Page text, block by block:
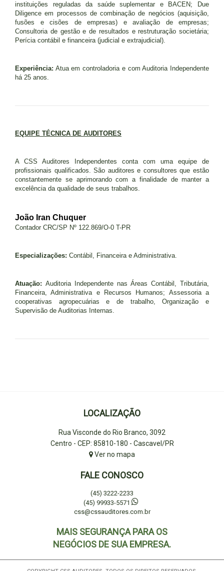
instituições reguladas da saúde suplementar e BACEN; Due
Diligence em processos de combinação de negócios (aquisição,
fusões e cisões de empresas) e avaliação de empresas;
Consultoria de gestão e de resultados e restruturação societária;
Perícia contábil e financeira (judicial e extrajudicial).
Experiência: Atua em controladoria e com Auditoria Independente
há 25 anos.
EQUIPE TÉCNICA DE AUDITORES
A CSS Auditores Independentes conta com uma equipe de
profissionais qualificados. São auditores e consultores que estão
constantemente se aprimorando com a finalidade de manter a
excelência da qualidade de seus trabalhos.
João Iran Chuquer
Contador CRC/SP Nº 122.869/O-0 T-PR
Especializações: Contábil, Financeira e Administrativa.
Atuação: Auditoria Independente nas Áreas Contábil, Tributária,
Financeira, Administrativa e Recursos Humanos; Assessoria a
cooperativas agropecuárias e de trabalho, Organização e
Supervisão de Auditorias Internas.
LOCALIZAÇÃO
Rua Visconde do Rio Branco, 3092
Centro - CEP: 85810-180 - Cascavel/PR
Ver no mapa
FALE CONOSCO
(45) 3222-2233
(45) 99933-5571
css@cssauditores.com.br
MAIS SEGURANÇA PARA OS
NEGÓCIOS DE SUA EMPRESA.